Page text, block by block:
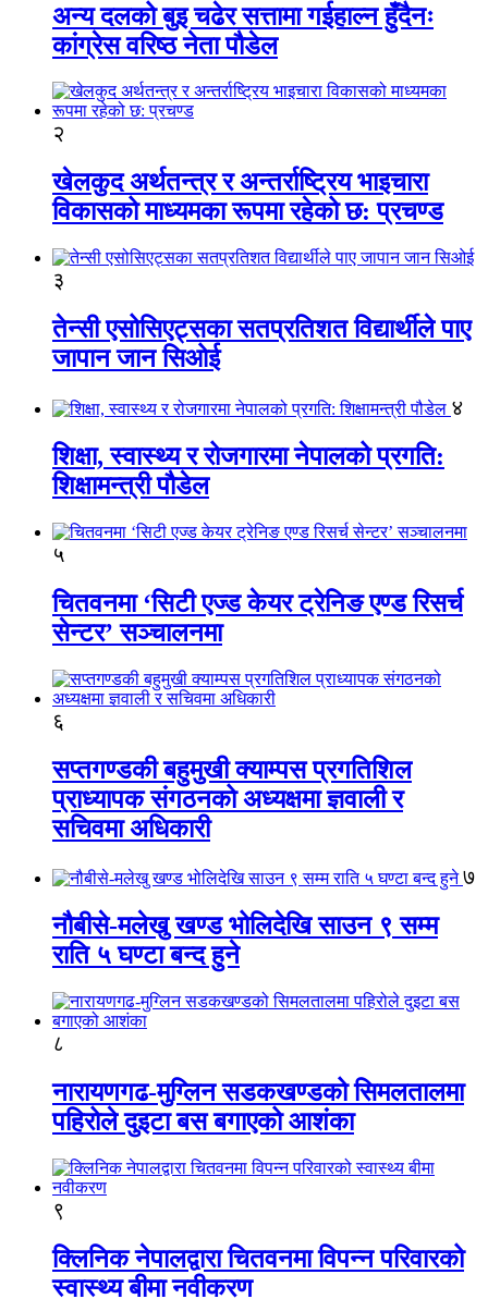
अन्य दलको बुइ चढेर सत्तामा गईहाल्न हुँदैनः
कांग्रेस वरिष्ठ नेता पौडेल
२
खेलकुद अर्थतन्त्र र अन्तर्राष्ट्रिय भाइचारा
विकासको माध्यमका रूपमा रहेको छ: प्रचण्ड
३
तेन्सी एसोसिएट्सका सतप्रतिशत विद्यार्थीले पाए
जापान जान सिओई
४
शिक्षा, स्वास्थ्य र रोजगारमा नेपालको प्रगति:
शिक्षामन्त्री पौडेल
५
चितवनमा ‘सिटी एज्ड केयर ट्रेनिङ एण्ड रिसर्च
सेन्टर’ सञ्चालनमा
६
सप्तगण्डकी बहुमुखी क्याम्पस प्रगतिशिल
प्राध्यापक संगठनको अध्यक्षमा ज्ञवाली र
सचिवमा अधिकारी
७
नौबीसे-मलेखु खण्ड भोलिदेखि साउन ९ सम्म
राति ५ घण्टा बन्द हुने
८
नारायणगढ-मुग्लिन सडकखण्डको सिमलतालमा
पहिरोले दुइटा बस बगाएको आशंका
९
क्लिनिक नेपालद्वारा चितवनमा विपन्न परिवारको
स्वास्थ्य बीमा नवीकरण